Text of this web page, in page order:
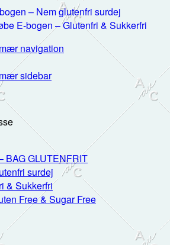
– Nem glutenfri surdej
E-bogen – Glutenfri & Sukkerfri
navigation
sidebar
BAG GLUTENFRIT
surdej
& Sukkerfri
Free & Sugar Free